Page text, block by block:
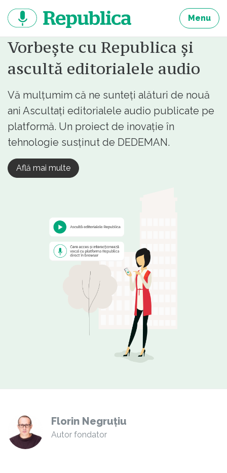
continut
Menu
Vorbește cu Republica și
ascultă editorialele audio
Vă mulțumim că ne sunteți alături de nouă
ani Ascultați editorialele audio publicate pe
platformă. Un proiect de inovație în
tehnologie susținut de DEDEMAN.
Află mai multe
Florin Negruțiu
Autor fondator